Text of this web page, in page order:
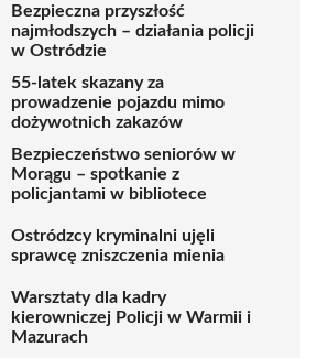
Bezpieczna przyszłość
najmłodszych – działania policji
w Ostródzie
55-latek skazany za
prowadzenie pojazdu mimo
dożywotnich zakazów
Bezpieczeństwo seniorów w
Morągu – spotkanie z
policjantami w bibliotece
Ostródzcy kryminalni ujęli
sprawcę zniszczenia mienia
Warsztaty dla kadry
kierowniczej Policji w Warmii i
Mazurach